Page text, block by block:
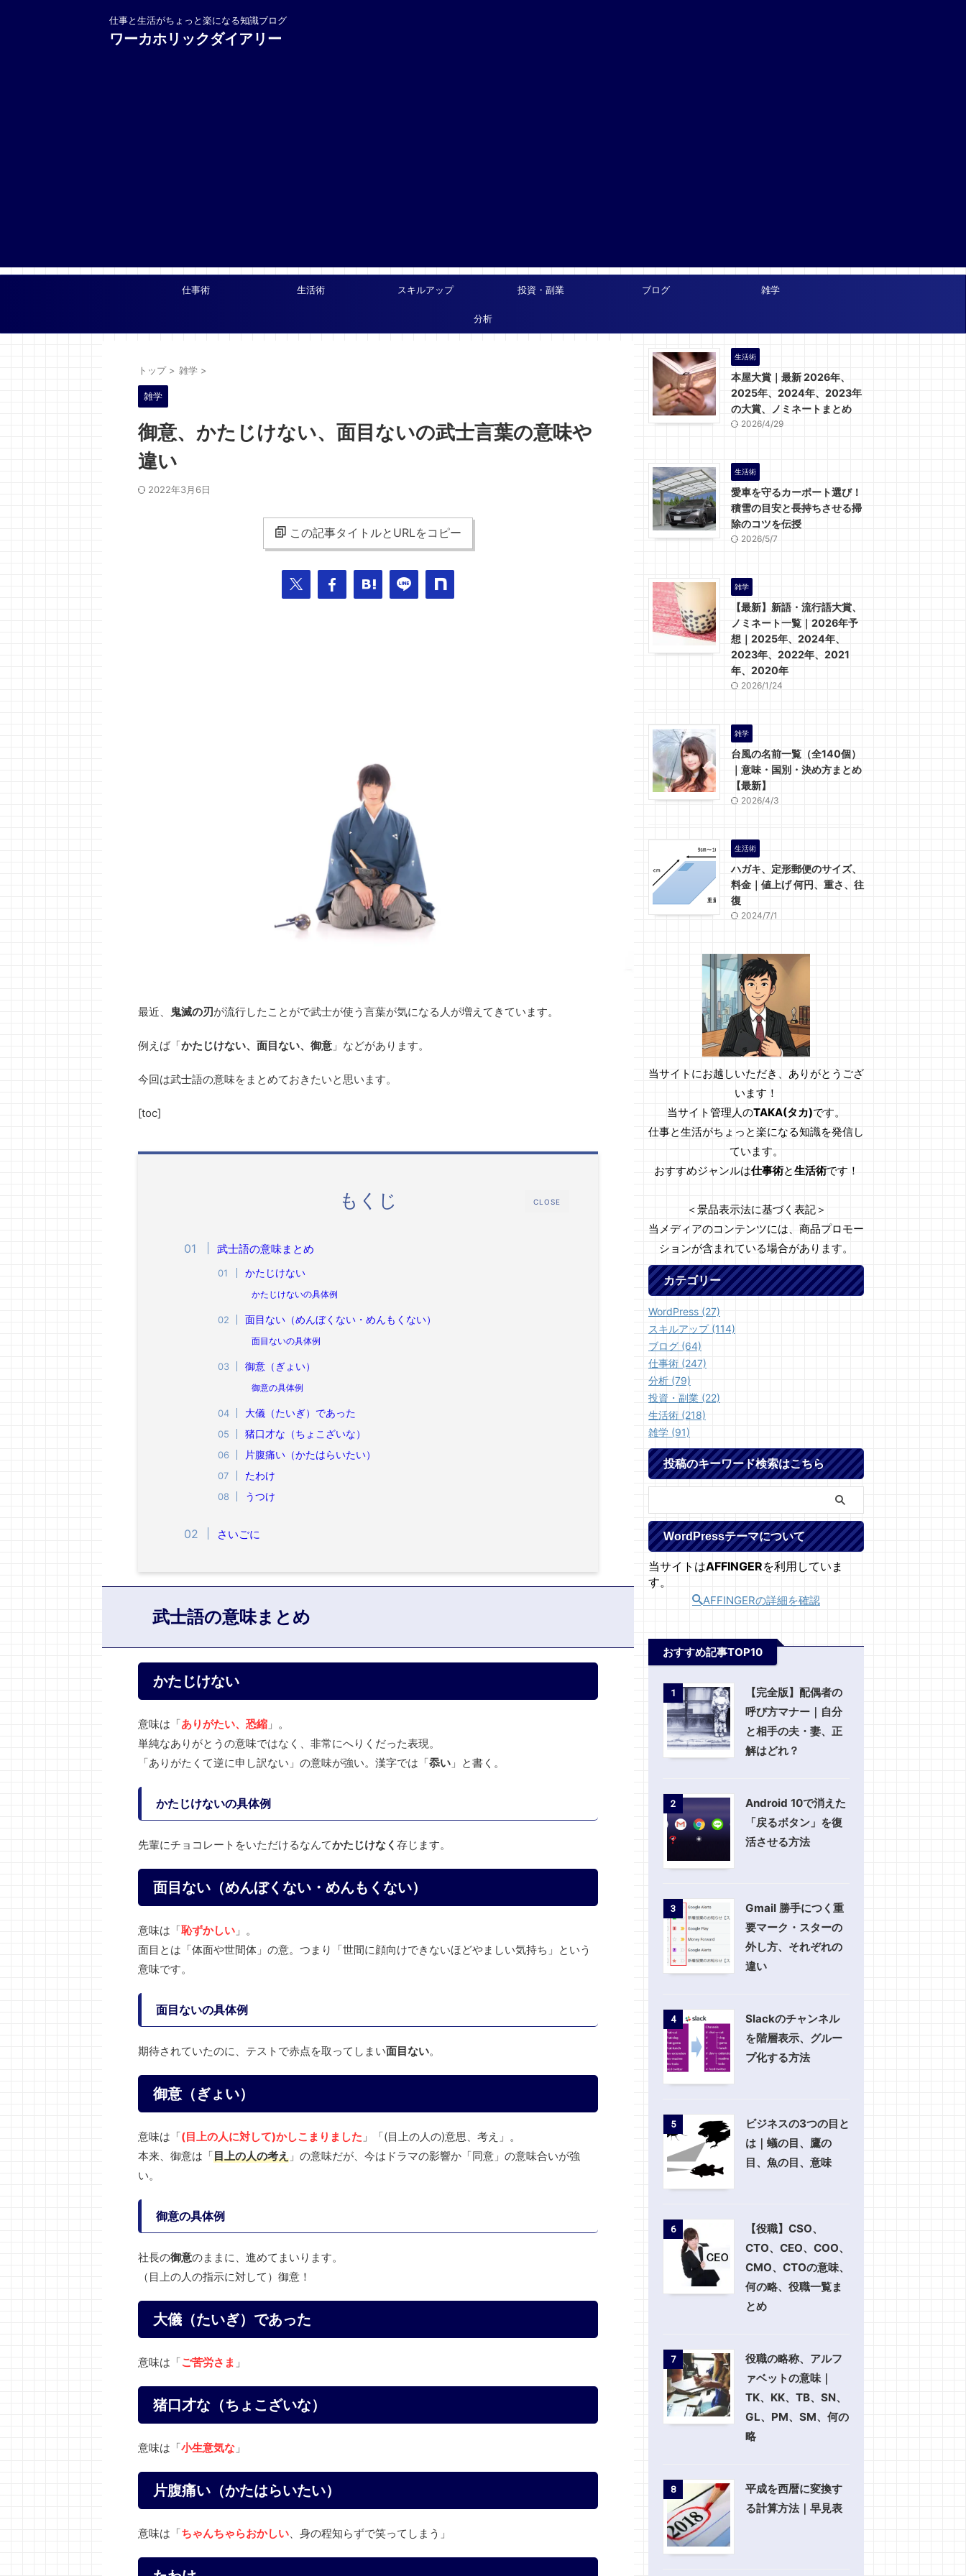
仕事と生活がちょっと楽になる知識ブログ
ワーカホリックダイアリー
仕事術 生活術 スキルアップ 投資・副業 ブログ 雑学
分析
トップ > 雑学 >
雑学
御意、かたじけない、面目ないの武士言葉の意味や
違い
2022年3月6日
この記事タイトルとURLをコピー
最近、 鬼滅の刃が流行したことがで武士が使う言葉が気になる人が増えてきています。
例えば「かたじけない、面目ない、御意 」などがあります。
今回は武士語の意味をまとめておきたいと思います。
[toc]
CLOSE
もくじ
武士語の意味まとめ
かたじけない
かたじけないの具体例
面目ない（めんぼくない・めんもくない）
面目ないの具体例
御意（ぎょい）
御意の具体例
大儀（たいぎ）であった
猪口才な（ちょこざいな）
片腹痛い（かたはらいたい）
たわけ
うつけ
さいごに
武士語の意味まとめ
かたじけない
意味は「ありがたい、恐縮 」。
単純なありがとうの意味ではなく、非常にへりくだった表現。
「ありがたくて逆に申し訳ない」の意味が強い。漢字では「忝い 」と書く。
かたじけないの具体例
先輩にチョコレートをいただけるなんてかたじけなく 存じます。
面目ない（めんぼくない・めんもくない）
意味は「恥ずかしい 」。
面目とは「体面や世間体」の意。つまり「世間に顔向けできないほどやましい気持ち」という
意味です。
面目ないの具体例
期待されていたのに、テストで赤点を取ってしまい面目ない。
御意（ぎょい）
意味は「(目上の人に対して)かしこまりました 」「(目上の人の)意思、考え」。
本来、御意は「目上の人の考え 」の意味だが、今はドラマの影響か「同意」の意味合いが強
い。
御意の具体例
社長の御意のままに、進めてまいります。
（目上の人の指示に対して）御意！
大儀（たいぎ）であった
意味は「ご苦労さま 」
猪口才な（ちょこざいな）
意味は「小生意気な 」
片腹痛い（かたはらいたい）
意味は「ちゃんちゃらおかしい、身の程知らずで笑ってしまう」
生活術
本屋大賞｜最新 2026年、
2025年、2024年、2023年
の大賞、ノミネートまとめ
2026/4/29
生活術
愛車を守るカーポート選び！
積雪の目安と長持ちさせる掃
除のコツを伝授
2026/5/7
雑学
【最新】新語・流行語大賞、
ノミネート一覧｜2026年予
想｜2025年、2024年、
2023年、2022年、2021
年、2020年
2026/1/24
雑学
台風の名前一覧（全140個）
｜意味・国別・決め方まとめ
【最新】
2026/4/3
生活術
ハガキ、定形郵便のサイズ、
料金｜値上げ 何円、重さ、往
復
2024/7/1
当サイトにお越しいただき、ありがとうござ
います！
当サイト管理人のTAKA(タカ)です。
仕事と生活がちょっと楽になる知識を発信し
ています。
おすすめジャンルは仕事術と生活術です！
＜景品表示法に基づく表記＞
当メディアのコンテンツには、商品プロモー
ションが含まれている場合があります。
カテゴリー
WordPress (27)
スキルアップ (114)
ブログ (64)
仕事術 (247)
分析 (79)
投資・副業 (22)
生活術 (218)
雑学 (91)
投稿のキーワード検索はこちら
WordPressテーマについて
当サイトはAFFINGERを利用していま
す。
AFFINGERの詳細を確認
おすすめ記事TOP10
1
【完全版】配偶者の
呼び方マナー｜自分
と相手の夫・妻、正
解はどれ？
2
Android 10で消えた
「戻るボタン」を復
活させる方法
3
Gmail 勝手につく重
要マーク・スターの
外し方、それぞれの
違い
4
Slackのチャンネル
を階層表示、グルー
プ化する方法
5
ビジネスの3つの目と
は｜蟻の目、鷹の
目、魚の目、意味
6
【役職】CSO、
CTO、CEO、COO、
CMO、CTOの意味、
何の略、役職一覧ま
とめ
7
役職の略称、アルフ
ァベットの意味｜
TK、KK、TB、SN、
GL、PM、SM、何の
略
8
平成を西暦に変換す
る計算方法｜早見表